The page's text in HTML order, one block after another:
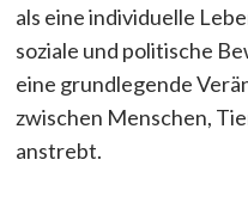
als eine individuelle
soziale und politische
eine grundlegende
zwischen Menschen,
anstrebt.